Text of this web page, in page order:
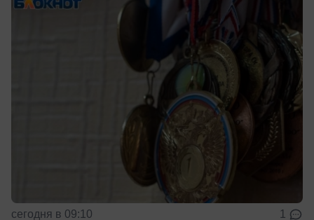
сегодня в 09:10 1